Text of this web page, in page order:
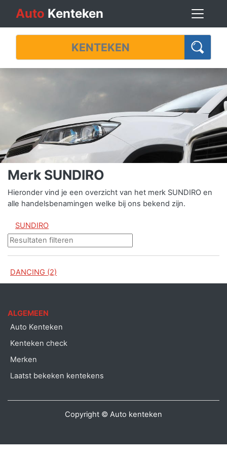
Auto Kenteken
Merk SUNDIRO
Hieronder vind je een overzicht van het merk SUNDIRO en
alle handelsbenamingen welke bij ons bekend zijn.
SUNDIRO
DANCING (2)
ALGEMEEN
Auto Kenteken
Kenteken check
Merken
Laatst bekeken kentekens
Copyright © Auto kenteken